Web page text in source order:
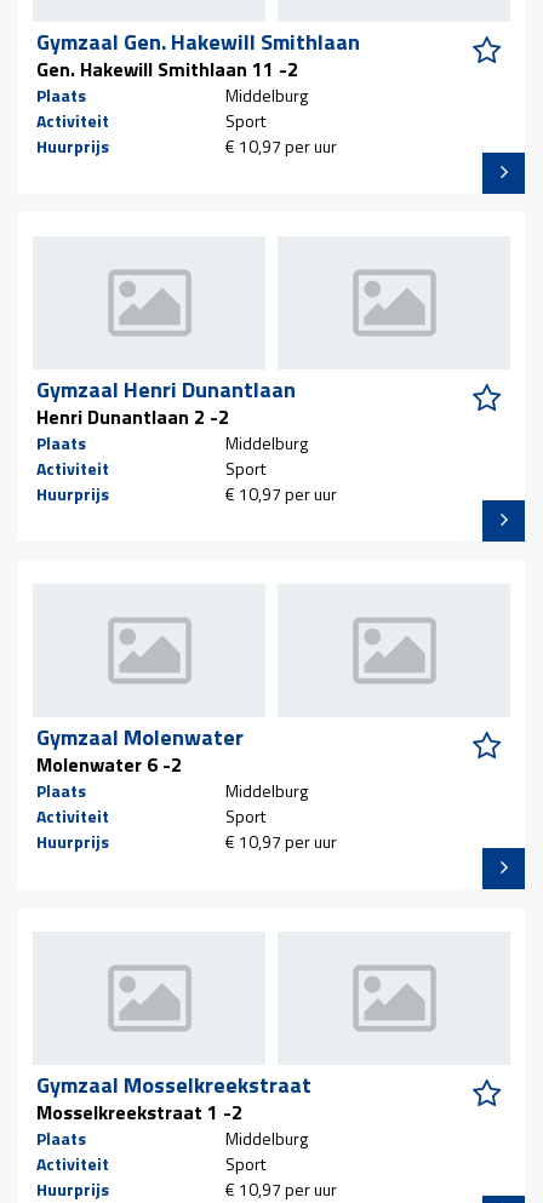
Gymzaal Gen. Hakewill Smithlaan
Gen. Hakewill Smithlaan 11 -2
Plaats
Middelburg
Activiteit
Sport
Huurprijs
€ 10,97 per uur
Gymzaal Henri Dunantlaan
Henri Dunantlaan 2 -2
Plaats
Middelburg
Activiteit
Sport
Huurprijs
€ 10,97 per uur
Gymzaal Molenwater
Molenwater 6 -2
Plaats
Middelburg
Activiteit
Sport
Huurprijs
€ 10,97 per uur
Gymzaal Mosselkreekstraat
Mosselkreekstraat 1 -2
Plaats
Middelburg
Activiteit
Sport
Huurprijs
€ 10,97 per uur